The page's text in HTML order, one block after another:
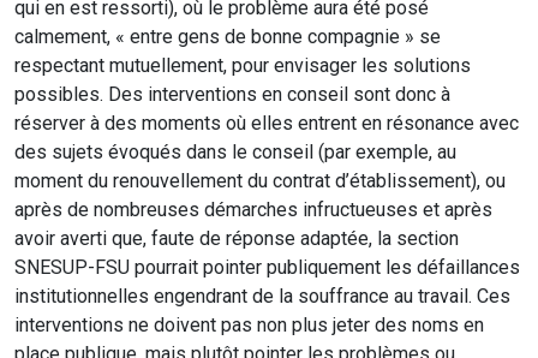
qui en est ressorti), où le problème aura été posé
calmement, « entre gens de bonne compagnie » se
respectant mutuellement, pour envisager les solutions
possibles. Des interventions en conseil sont donc à
réserver à des moments où elles entrent en résonance avec
des sujets évoqués dans le conseil (par exemple, au
moment du renouvellement du contrat d’établissement), ou
après de nombreuses démarches infructueuses et après
avoir averti que, faute de réponse adaptée, la section
SNESUP-FSU pourrait pointer publiquement les défaillances
institutionnelles engendrant de la souffrance au travail. Ces
interventions ne doivent pas non plus jeter des noms en